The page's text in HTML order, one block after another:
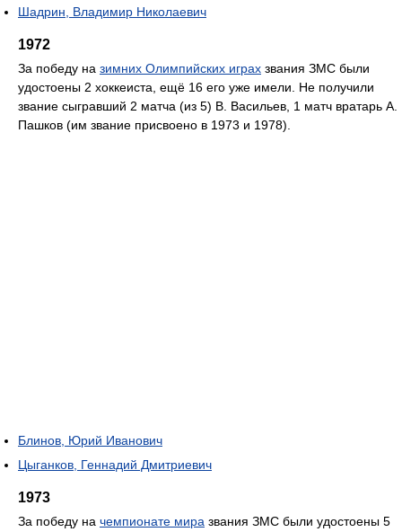
Шадрин, Владимир Николаевич
1972
За победу на зимних Олимпийских играх звания ЗМС были
удостоены 2 хоккеиста, ещё 16 его уже имели. Не получили
звание сыгравший 2 матча (из 5) В. Васильев, 1 матч вратарь А.
Пашков (им звание присвоено в 1973 и 1978).
Блинов, Юрий Иванович
Цыганков, Геннадий Дмитриевич
1973
За победу на чемпионате мира звания ЗМС были удостоены 5